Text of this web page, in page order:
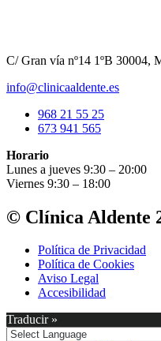
C/ Gran vía nº14 1ºB 30004,
info@clinicaaldente.es
968 21 55 25
673 941 565
Horario
Lunes a jueves 9:30 – 20:00
Viernes 9:30 – 18:00
© Clínica Aldente
Política de Privacidad
Política de Cookies
Aviso Legal
Accesibilidad
Traducir »